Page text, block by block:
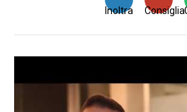
Consiglia
Inoltra